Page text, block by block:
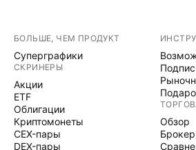
БОЛЬШЕ, ЧЕМ ПРОДУКТ
Суперграфики
СКРИНЕРЫ
Акции
ETF
Облигации
Криптомонеты
CEX-пары
DEX-пары
Обзор